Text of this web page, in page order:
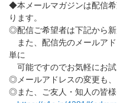
◆本メールマガジンは配信
ります。
◎配信ご希望者は下記から新
また、配信先のメールア
単に
可能ですのでお気軽にお試
◎メールアドレスの変更も、
◎また、ご友人・知人の皆様